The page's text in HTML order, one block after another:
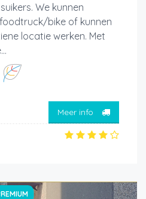
We kunnen
bike of kunnen
locatie werken. Met
Meer info